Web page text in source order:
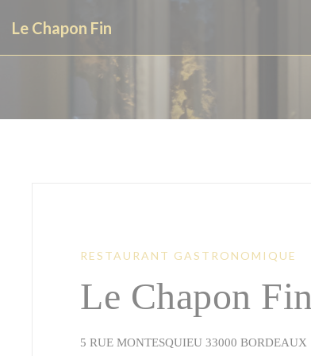
Le Chapon Fin
RESTAURANT GASTRONOMIQUE
Le Chapon Fin
5 RUE MONTESQUIEU 33000 BORDEAUX